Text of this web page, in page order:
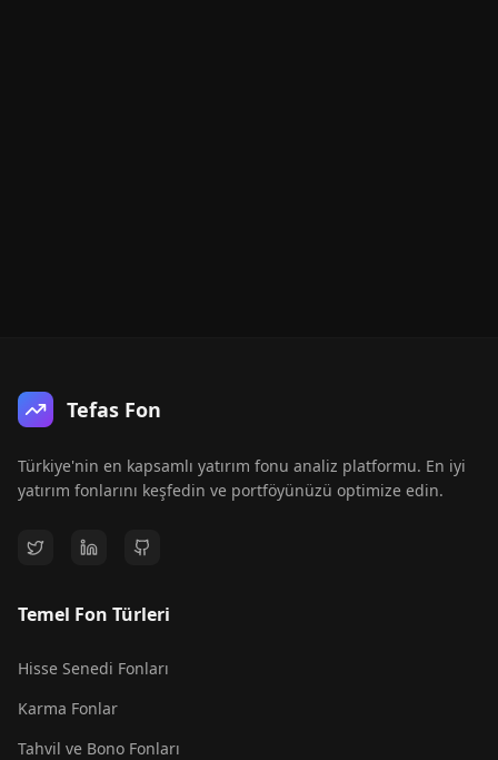
Tefas Fon
Türkiye'nin en kapsamlı yatırım fonu analiz platformu. En iyi
yatırım fonlarını keşfedin ve portföyünüzü optimize edin.
Temel Fon Türleri
Hisse Senedi Fonları
Karma Fonlar
Tahvil ve Bono Fonları